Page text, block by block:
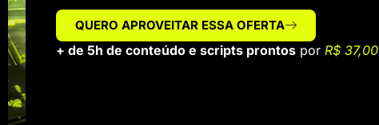
QUERO APROVEITAR ESSA OFERTA
+ de 5h de conteúdo e scripts prontos porR$ 37,00